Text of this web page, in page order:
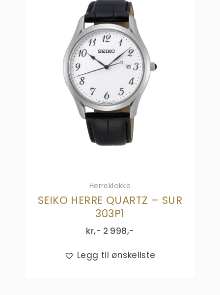
Herreklokke
SEIKO HERRE QUARTZ – SUR
303P1
kr,- 2 998,-
Legg til ønskeliste